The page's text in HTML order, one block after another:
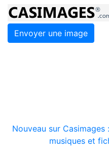
Envoyer une image
Nouveau sur
musiques et